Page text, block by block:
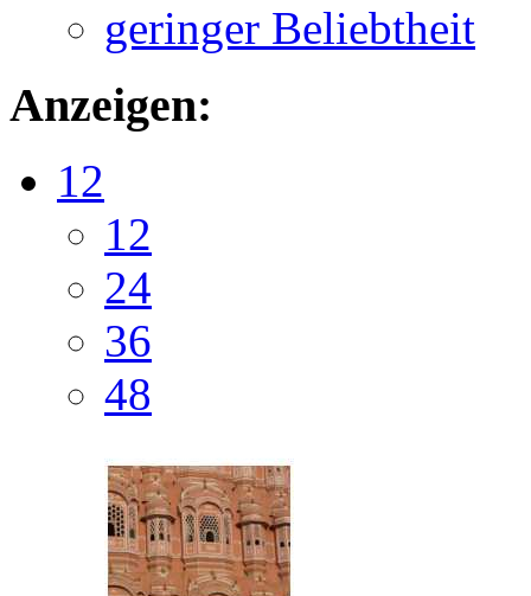
geringer Beliebtheit
Anzeigen:
12
12
24
36
48